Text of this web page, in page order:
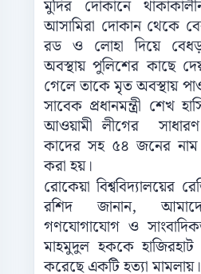
মুদির দোকানে
আসামিরা দোকান থেকে
রড ও লোহা দিয়ে
অবস্থায় পুলিশের কাছে
গেলে তাকে মৃত অবস্থায়
সাবেক প্রধানমন্ত্রী শেখ
আওয়ামী লীগের
কাদের সহ ৫৪ জনের নাম
করা হয়।
রোকেয়া বিশ্ববিদ্যালয়ের
রশিদ জানান, আমাদের
গণযোগাযোগ ও
মাহমুদুল হককে হাজিরহাট
করেছে একটি হত্যা